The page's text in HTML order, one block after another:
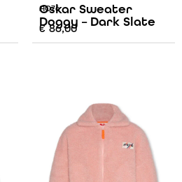
AO76
Oskar Sweater
Doggy – Dark Slate
€86,00